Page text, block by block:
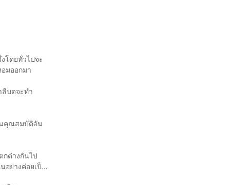
โดยทั่วไปจะ
มออกมา
ลีบดจะทำ
นคุณสมบัติอัน
กต่างกันไป
อย่างค่อยเป็น